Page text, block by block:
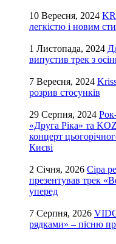
10 Вересня, 2024
легкістю і новим
1 Листопада, 2024
випустив трек з
7 Вересня, 2024
розрив стосунків
29 Серпня, 2024
«Друга Ріка» та
концерт
Києві
2 Січня, 2026 Сіра
презентував трек
уперед
7 Серпня, 2026
рядками» – пісню